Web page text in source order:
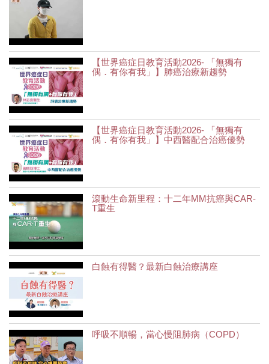
【世界癌症日教育活動2026- 「無獨有
偶．有你有我」】肺癌治療新趨勢
【世界癌症日教育活動2026- 「無獨有
偶．有你有我」】中西醫配合治癌優勢
滾動生命新里程：十二年MM抗癌與CAR-
T重生
白蝕有得醫？最新白蝕治療講座
呼吸不順暢，當心慢阻肺病（COPD）